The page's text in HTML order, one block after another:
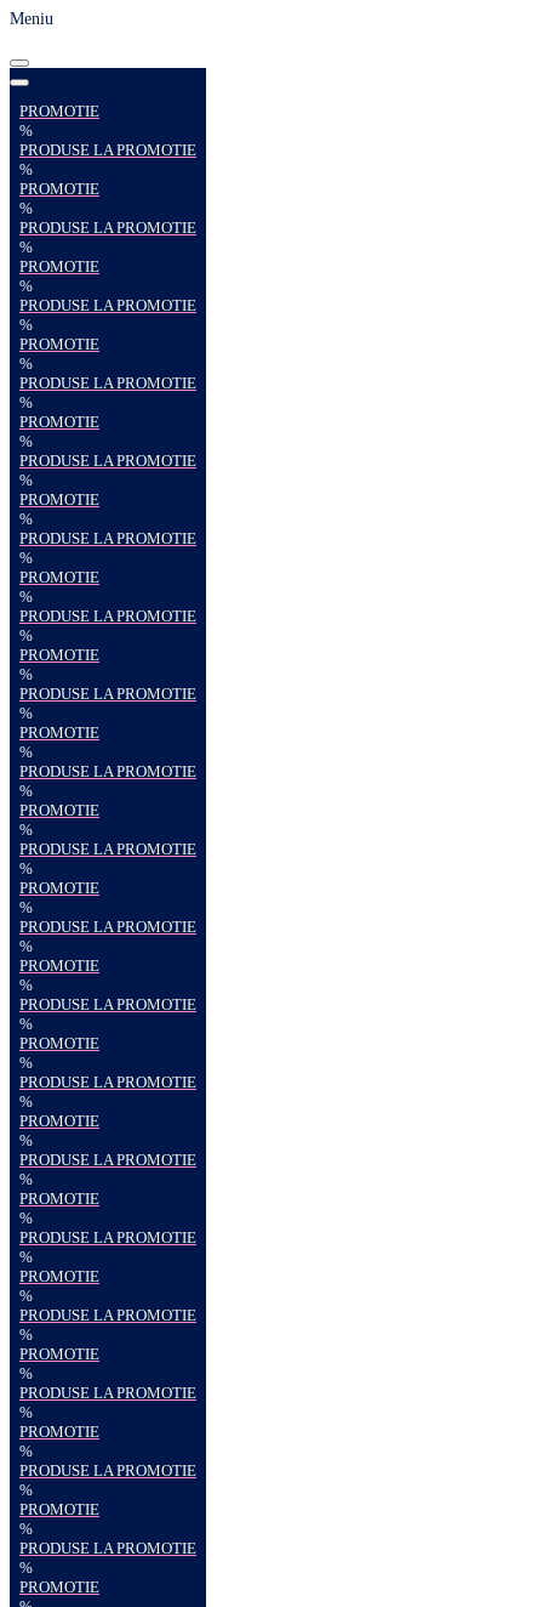
Meniu
PROMOTIE
%
PRODUSE LA PROMOTIE
%
PROMOTIE
%
PRODUSE LA PROMOTIE
%
PROMOTIE
%
PRODUSE LA PROMOTIE
%
PROMOTIE
%
PRODUSE LA PROMOTIE
%
PROMOTIE
%
PRODUSE LA PROMOTIE
%
PROMOTIE
%
PRODUSE LA PROMOTIE
%
PROMOTIE
%
PRODUSE LA PROMOTIE
%
PROMOTIE
%
PRODUSE LA PROMOTIE
%
PROMOTIE
%
PRODUSE LA PROMOTIE
%
PROMOTIE
%
PRODUSE LA PROMOTIE
%
PROMOTIE
%
PRODUSE LA PROMOTIE
%
PROMOTIE
%
PRODUSE LA PROMOTIE
%
PROMOTIE
%
PRODUSE LA PROMOTIE
%
PROMOTIE
%
PRODUSE LA PROMOTIE
%
PROMOTIE
%
PRODUSE LA PROMOTIE
%
PROMOTIE
%
PRODUSE LA PROMOTIE
%
PROMOTIE
%
PRODUSE LA PROMOTIE
%
PROMOTIE
%
PRODUSE LA PROMOTIE
%
PROMOTIE
%
PRODUSE LA PROMOTIE
%
PROMOTIE